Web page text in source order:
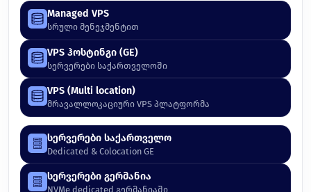
Managed VPS
სრული მენეჯმენტით
VPS ჰოსტინგი (GE)
სერვერები საქართველოში
VPS (Multi location)
მრავალლოკაციური VPS პლატფორმა
სერვერები საქართველო
Dedicated & Colocation GE
სერვერები გერმანია
NVMe dedicated გერმანიაში